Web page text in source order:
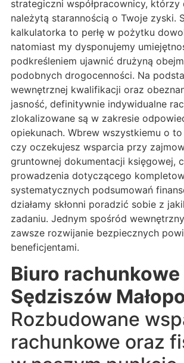
strategiczni współpracownicy, którzy
należytą starannością o Twoje zyski.
kalkulatorka to perłę w pożytku
natomiast my dysponujemy
podkreśleniem ujawnić drużyną
podobnych drogocenności. Na
wewnętrznej kwalifikacji oraz
jasność, definitywnie indywidualne
zlokalizowane są w zakresie
opiekunach. Wbrew wszystkiemu o
czy oczekujesz wsparcia przy
gruntownej dokumentacji księgowej,
prowadzenia dotyczącego
systematycznych podsumowań
działamy skłonni poradzić sobie z
zadaniu. Jednym spośród
zawsze rozwijanie bezpiecznych
beneficjentami.
Biuro rachunkowe
Sędziszów
Rozbudowane
rachunkowe oraz